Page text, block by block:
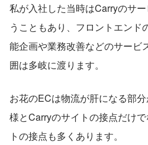
私が入社した当時はCarryのサ
うこともあり、フロントエンド
能企画や業務改善などのサービ
囲は多岐に渡ります。
お花のECは物流が肝になる部
様とCarryのサイトの接点だけ
トの接点も多くあります。